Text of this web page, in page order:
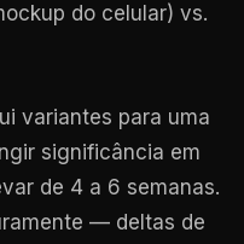
do celular) vs.
variantes para uma
significância em
de 4 a 6 semanas.
— deltas de